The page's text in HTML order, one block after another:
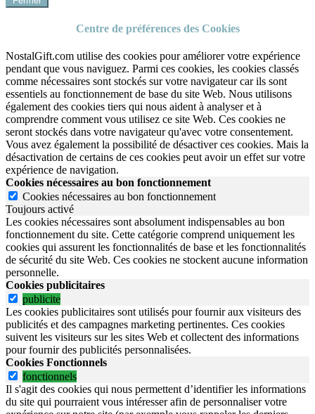
Centre de préférences des Cookies
NostalGift.com utilise des cookies pour améliorer votre expérience
pendant que vous naviguez. Parmi ces cookies, les cookies classés
comme nécessaires sont stockés sur votre navigateur car ils sont
essentiels au fonctionnement de base du site Web. Nous utilisons
également des cookies tiers qui nous aident à analyser et à
comprendre comment vous utilisez ce site Web. Ces cookies ne
seront stockés dans votre navigateur qu'avec votre consentement.
Vous avez également la possibilité de désactiver ces cookies. Mais la
désactivation de certains de ces cookies peut avoir un effet sur votre
expérience de navigation.
Cookies nécessaires au bon fonctionnement
Cookies nécessaires au bon fonctionnement
Toujours activé
Les cookies nécessaires sont absolument indispensables au bon
fonctionnement du site. Cette catégorie comprend uniquement les
cookies qui assurent les fonctionnalités de base et les fonctionnalités
de sécurité du site Web. Ces cookies ne stockent aucune information
personnelle.
Cookies publicitaires
publicite
Les cookies publicitaires sont utilisés pour fournir aux visiteurs des
publicités et des campagnes marketing pertinentes. Ces cookies
suivent les visiteurs sur les sites Web et collectent des informations
pour fournir des publicités personnalisées.
Cookies Fonctionnels
fonctionnels
Il s'agit des cookies qui nous permettent d’identifier les informations
du site qui pourraient vous intéresser afin de personnaliser votre